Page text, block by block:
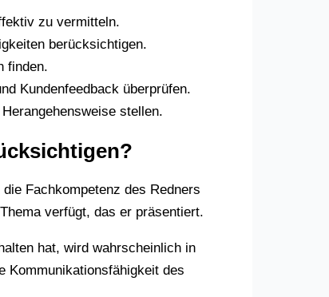
zu vermitteln.
berücksichtigen.
finden.
Kundenfeedback überprüfen.
stellen.
Fachkompetenz des Redners
verfügt, das er präsentiert.
hat, wird wahrscheinlich in
Kommunikationsfähigkeit des